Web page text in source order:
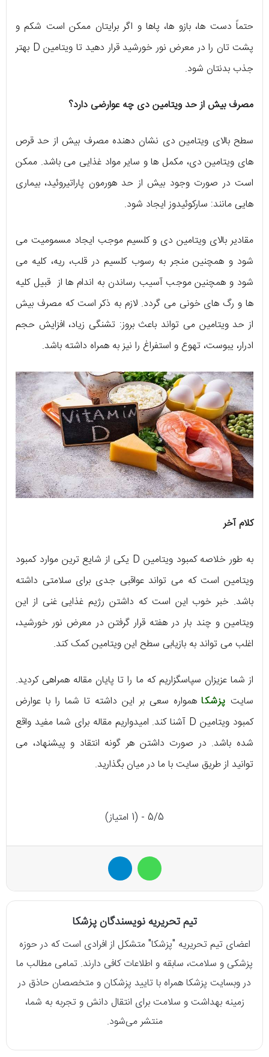
حتماً دست‌ ها، بازو ها، پاها و اگر برایتان ممکن است شکم و
پشت‌ تان را در معرض نور خورشید قرار دهید تا ویتامین D بهتر
جذب بدنتان شود.
مصرف بیش از حد ویتامین دی چه عوارضی دارد؟
سطح بالای ویتامین دی نشان دهنده مصرف بیش از حد قرص
های ویتامین دی، مکمل ها و سایر مواد غذایی می باشد. ممکن
است در صورت وجود بیش از حد هورمون پاراتیروئید، بیماری
هایی مانند: سارکوئیدوز ایجاد شود.
مقادیر بالای ویتامین دی و کلسیم موجب ایجاد مسمومیت می
شود و همچنین منجر به رسوب کلسیم در قلب، ریه، کلیه می
شود و همچنین موجب آسیب رساندن به اندام ها از قبیل کلیه
ها و رگ های خونی می گردد. لازم به ذکر است که مصرف بیش
از حد ویتامین می تواند باعث بروز: تشنگی زیاد، افزایش حجم
ادرار، یبوست، تهوع و استفراغ را نیز به همراه داشته باشد.
کلام آخر
به طور خلاصه کمبود ویتامین D یکی از شایع‌ ترین موارد کمبود
ویتامین است که می‌ تواند عواقبی جدی برای سلامتی داشته
باشد. خبر خوب این است که داشتن رژیم غذایی غنی از این
ویتامین و چند بار در هفته قرار گرفتن در معرض نور خورشید،
اغلب می‌ تواند به بازیابی سطح این ویتامین کمک کند.
از شما عزیزان سپاسگزاریم که ما را تا پایان مقاله همراهی کردید.
سایت پزشکاهمواره سعی بر این داشته تا شما را با عوارض
کمبود ویتامین D آشنا کند. امیدواریم مقاله برای شما مفید واقع
شده باشد. در صورت داشتن هر گونه انتقاد و پیشنهاد، می
توانید از طریق سایت با ما در میان بگذارید.
5/5 - (1 امتیاز)
واتس آپ
تیم تحریریه نویسندگان پزشکا
اعضای تیم تحریریه "پزشکا" متشکل از افرادی است که در حوزه
پزشکی و سلامت، سابقه و اطلاعات کافی دارند. تمامی مطالب ما
در وبسایت پزشکا همراه با تایید پزشکان و متخصصان حاذق در
زمینه بهداشت و سلامت برای انتقال دانش و تجربه به شما،
منتشر می‌شود.